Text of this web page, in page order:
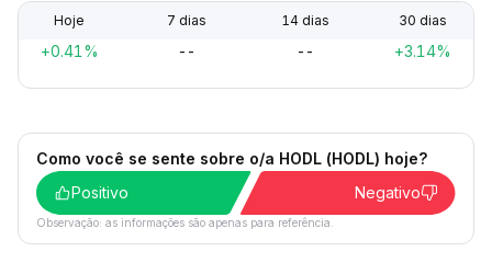
Hoje 7 dias 14 dias 30 dias
+0.41% -- -- +3.14%
Como você se sente sobre o/a HODL (HODL) hoje?
Positivo
Negativo
Observação: as informações são apenas para referência.